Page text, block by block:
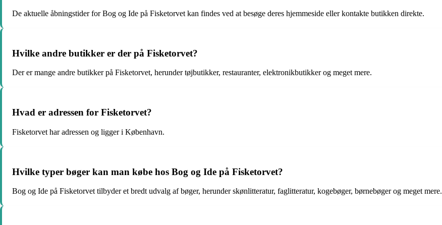
De aktuelle åbningstider for Bog og Ide på Fisketorvet kan findes ved at besøge deres hjemmeside eller kontakte butikken direkte.
Hvilke andre butikker er der på Fisketorvet?
Der er mange andre butikker på Fisketorvet, herunder tøjbutikker, restauranter, elektronikbutikker og meget mere.
Hvad er adressen for Fisketorvet?
Fisketorvet har adressen og ligger i København.
Hvilke typer bøger kan man købe hos Bog og Ide på Fisketorvet?
Bog og Ide på Fisketorvet tilbyder et bredt udvalg af bøger, herunder skønlitteratur, faglitteratur, kogebøger, børnebøger og meget mere.